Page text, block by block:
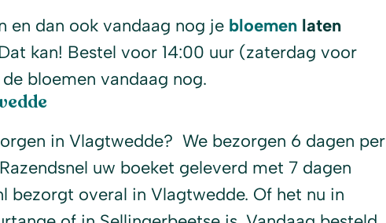
en dan ook vandaag nog je bloemen laten
kan! Bestel voor 14:00 uur (zaterdag voor
bloemen vandaag nog.
in Vlagtwedde? We bezorgen 6 dagen per
uw boeket geleverd met 7 dagen
bezorgt overal in Vlagtwedde. Of het nu in